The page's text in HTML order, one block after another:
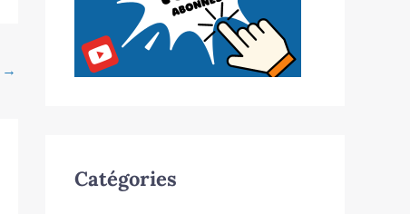
→
Catégories